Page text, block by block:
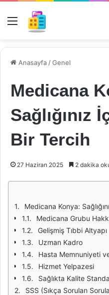
Menü
Anasayfa /Genel
Medicana
Sağlığınız
Bir Tercih
27 Haziran 2025 2 dakika
Medicana Konya:
Medicana Grubu
Gelişmiş Tıbbi Altyapı
Uzman Kadro
Hasta Memnuniyeti
Hizmet Yelpazesi
Sağlıkta Kalite
SSS (Sıkça Sorulan